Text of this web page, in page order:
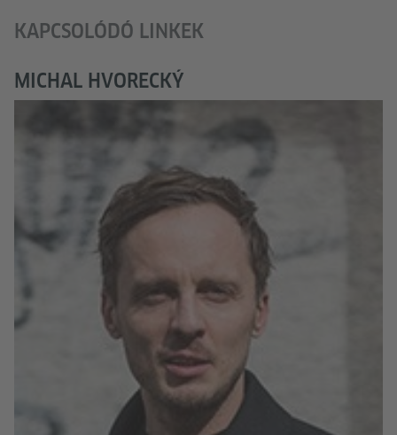
KAPCSOLÓDÓ LINKEK
MICHAL HVORECKÝ